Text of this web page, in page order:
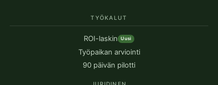
TYÖKALUT
ROI-laskin Uusi
Työpaikan arviointi
90 päivän pilotti